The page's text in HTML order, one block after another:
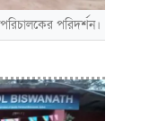
পরিদর্শন।